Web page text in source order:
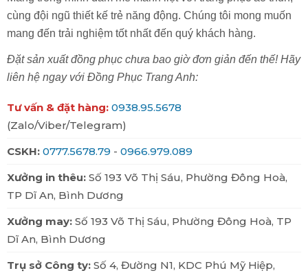
cùng đội ngũ thiết kế trẻ năng động. Chúng tôi mong muốn
mang đến trải nghiệm tốt nhất đến quý khách hàng.
Đặt sản xuất đồng phục chưa bao giờ đơn giản đến thế! Hãy
liên hệ ngay với Đồng Phục Trang Anh:
Tư vấn & đặt hàng: 0938.95.5678
(Zalo/Viber/Telegram)
CSKH: 0777.5678.79 - 0966.979.089
Xưởng in thêu: Số 193 Võ Thị Sáu, Phường Đông Hoà,
TP Dĩ An, Bình Dương
Xưởng may: Số 193 Võ Thị Sáu, Phường Đông Hoà, TP
Dĩ An, Bình Dương
Trụ sở Công ty: Số 4, Đường N1, KDC Phú Mỹ Hiệp,